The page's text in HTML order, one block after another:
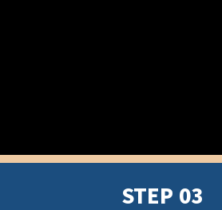
STEP 03